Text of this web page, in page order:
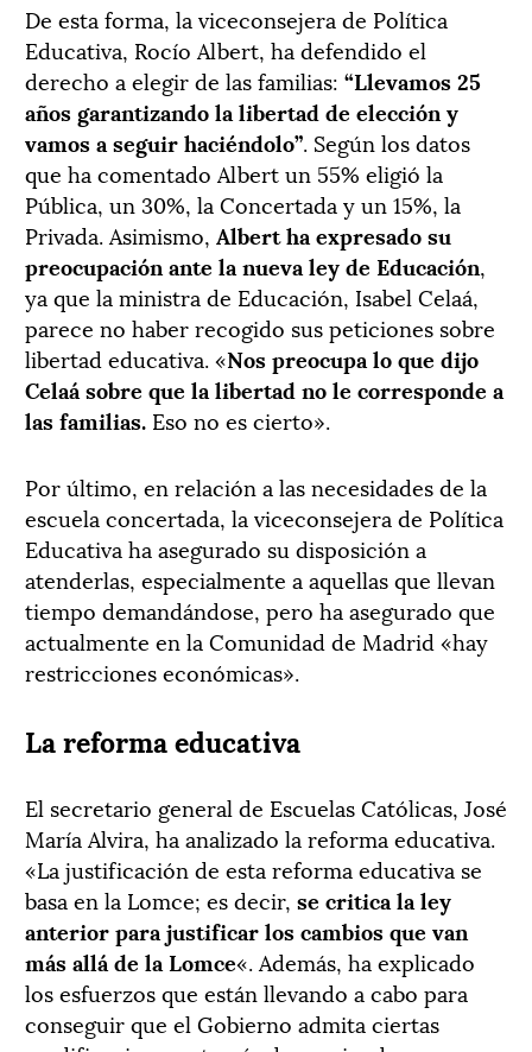
De esta forma, la viceconsejera de Política
Educativa, Rocío Albert, ha defendido el
derecho a elegir de las familias: “Llevamos 25
años garantizando la libertad de elección y
vamos a seguir haciéndolo”. Según los datos
que ha comentado Albert un 55% eligió la
Pública, un 30%, la Concertada y un 15%, la
Privada. Asimismo, Albert ha expresado su
preocupación ante la nueva ley de Educación,
ya que la ministra de Educación, Isabel Celaá,
parece no haber recogido sus peticiones sobre
libertad educativa. «Nos preocupa lo que dijo
Celaá sobre que la libertad no le corresponde a
las familias. Eso no es cierto».
Por último, en relación a las necesidades de la
escuela concertada, la viceconsejera de Política
Educativa ha asegurado su disposición a
atenderlas, especialmente a aquellas que llevan
tiempo demandándose, pero ha asegurado que
actualmente en la Comunidad de Madrid «hay
restricciones económicas».
La reforma educativa
El secretario general de Escuelas Católicas, José
María Alvira, ha analizado la reforma educativa.
«La justificación de esta reforma educativa se
basa en la Lomce; es decir, se critica la ley
anterior para justificar los cambios que van
más allá de la Lomce«. Además, ha explicado
los esfuerzos que están llevando a cabo para
conseguir que el Gobierno admita ciertas